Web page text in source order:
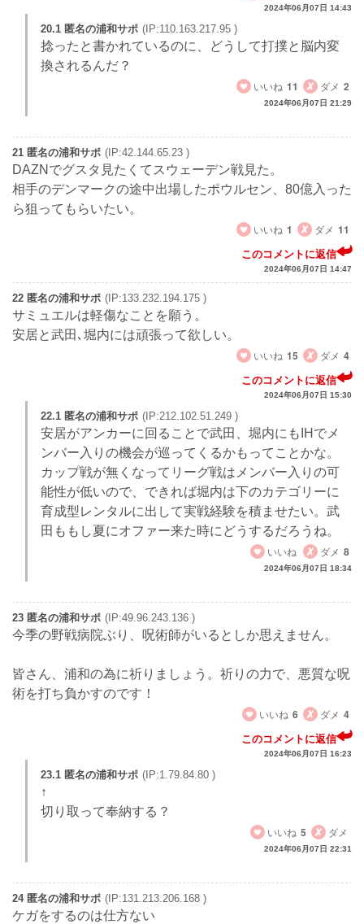
2024年06月07日 14:43
20.1 匿名の浦和サポ (IP:110.163.217.95 )
捻ったと書かれているのに、どうして打撲と脳内変
換されるんだ？
いいね 11 ダメ 2
2024年06月07日 21:29
21 匿名の浦和サポ (IP:42.144.65.23 )
DAZNでグスタ見たくてスウェーデン戦見た。
相手のデンマークの途中出場したポウルセン、80億入った
ら狙ってもらいたい。
いいね 1 ダメ 11
このコメントに返信
2024年06月07日 14:47
22 匿名の浦和サポ (IP:133.232.194.175 )
サミュエルは軽傷なことを願う。
安居と武田､堀内には頑張って欲しい。
いいね 15 ダメ 4
このコメントに返信
2024年06月07日 15:30
22.1 匿名の浦和サポ (IP:212.102.51.249 )
安居がアンカーに回ることで武田、堀内にもIHでメ
ンバー入りの機会が巡ってくるかもってことかな。
カップ戦が無くなってリーグ戦はメンバー入りの可
能性が低いので、できれば堀内は下のカテゴリーに
育成型レンタルに出して実戦経験を積ませたい。武
田ももし夏にオファー来た時にどうするだろうね。
いいね
ダメ 8
2024年06月07日 18:34
23 匿名の浦和サポ (IP:49.96.243.136 )
今季の野戦病院ぶり、呪術師がいるとしか思えません。
皆さん、浦和の為に祈りましょう。祈りの力で、悪質な呪
術を打ち負かすのです！
いいね 6 ダメ 4
このコメントに返信
2024年06月07日 16:23
23.1 匿名の浦和サポ (IP:1.79.84.80 )
↑
切り取って奉納する？
いいね 5 ダメ
2024年06月07日 22:31
24 匿名の浦和サポ (IP:131.213.206.168 )
ケガをするのは仕方ない